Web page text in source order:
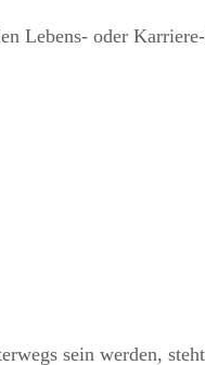
Lebens- oder
sein werden,